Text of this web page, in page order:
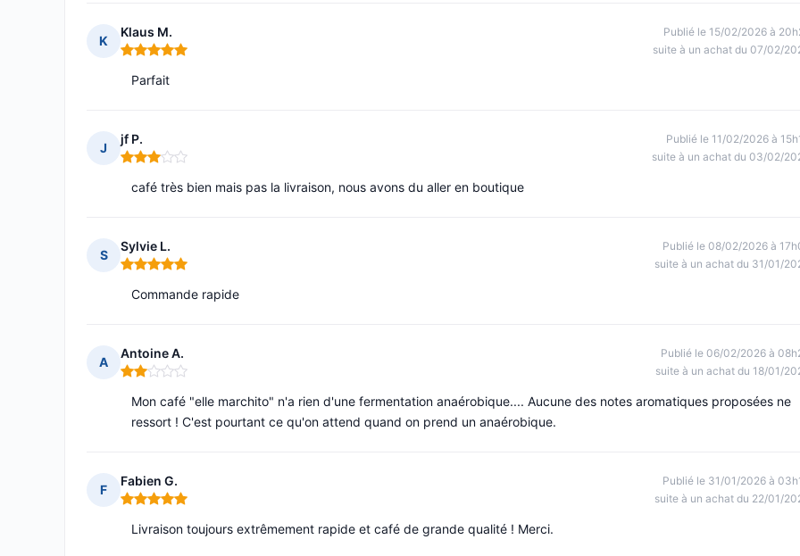
K
Klaus M.
Note : 5 sur 5
Publié le 15/02/2026 à
suite à un achat du 07/02/
Parfait
J
jf P.
Note : 3 sur 5
Publié le 11/02/2026 à
suite à un achat du 03/02/
café très bien mais pas la livraison, nous avons du aller en boutique
S
Sylvie L.
Note : 5 sur 5
Publié le 08/02/2026 à
suite à un achat du 31/01/
Commande rapide
A
Antoine A.
Note : 2 sur 5
Publié le 06/02/2026 à
suite à un achat du 18/01/
Mon café "elle marchito" n'a rien d'une fermentation anaérobique.... Aucune des notes aromatiques proposées ne
ressort ! C'est pourtant ce qu'on attend quand on prend un anaérobique.
F
Fabien G.
Note : 5 sur 5
Publié le 31/01/2026 à
suite à un achat du 22/01/
Livraison toujours extrêmement rapide et café de grande qualité ! Merci.